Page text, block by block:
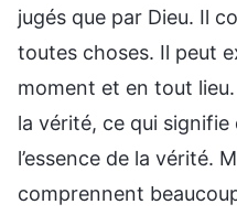
jugés que par Dieu. Il
toutes choses. Il peut
moment et en tout
la vérité, ce qui signifie
l’essence de la vérité.
comprennent